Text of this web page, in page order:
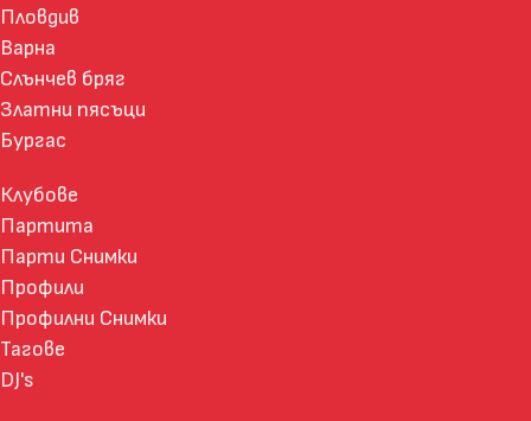
Пловдив
Варна
Слънчев бряг
Златни пясъци
Бургас
Клубове
Партита
Парти Снимки
Профили
Профилни Снимки
Тагове
DJ's